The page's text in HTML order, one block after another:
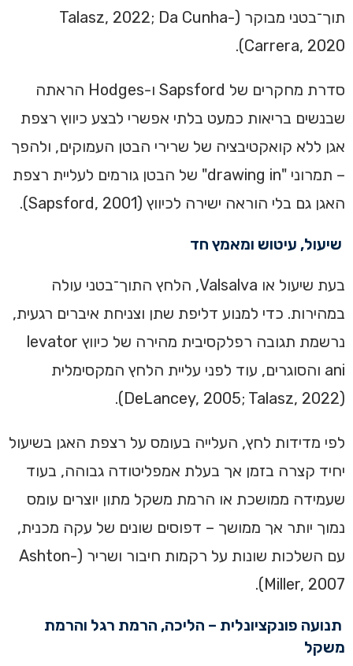
תוך־בטני מבוקר (Talasz, 2022; Da Cunha-
Carrera, 2020).
סדרת מחקרים של Sapsford ו-Hodges הראתה
שבנשים בריאות כמעט בלתי אפשרי לבצע כיווץ רצפת
אגן ללא קואקטיבציה של שרירי הבטן העמוקים, ולהפך
– תמרוני "drawing in" של הבטן גורמים לעליית רצפת
האגן גם בלי הוראה ישירה לכיווץ (Sapsford, 2001).
שיעול, עיטוש ומאמץ חד
בעת שיעול או Valsalva, הלחץ התוך־בטני עולה
במהירות. כדי למנוע דליפת שתן וצניחת איברים רגעית,
נרשמת תגובה רפלקסיבית מהירה של כיווץ levator
ani והסוגרים, עוד לפני עליית הלחץ המקסימלית
(DeLancey, 2005; Talasz, 2022).
לפי מדידות לחץ, העלייה בעומס על רצפת האגן בשיעול
יחיד קצרה בזמן אך בעלת אמפליטודה גבוהה, בעוד
שעמידה ממושכת או הרמת משקל מתון יוצרים עומס
נמוך יותר אך ממושך – דפוסים שונים של עקה מכנית,
עם השלכות שונות על רקמות חיבור ושריר (Ashton-
Miller, 2007).
תנועה פונקציונלית – הליכה, הרמת רגל והרמת
משקל